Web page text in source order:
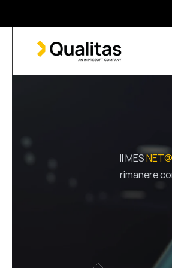
Il MES
rimanere